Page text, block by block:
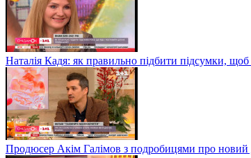
Наталія Кадя: як правильно підбити підсумки,
Продюсер Акім Галімов з подробицями про